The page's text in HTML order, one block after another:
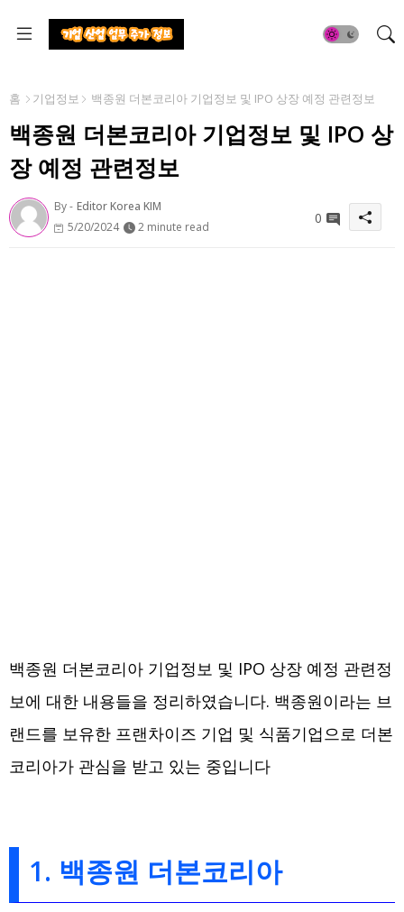
홈 기업정보 백종원 더본코리아 기업정보 및 IPO 상장 예정 관련정보
백종원 더본코리아 기업정보 및 IPO 상
장 예정 관련정보
By - Editor Korea KIM
5/20/2024
2 minute read
0
백종원 더본코리아 기업정보 및 IPO 상장 예정 관련정
보에 대한 내용들을 정리하였습니다. 백종원이라는 브
랜드를 보유한 프랜차이즈 기업 및 식품기업으로 더본
코리아가 관심을 받고 있는 중입니다
1. 백종원 더본코리아